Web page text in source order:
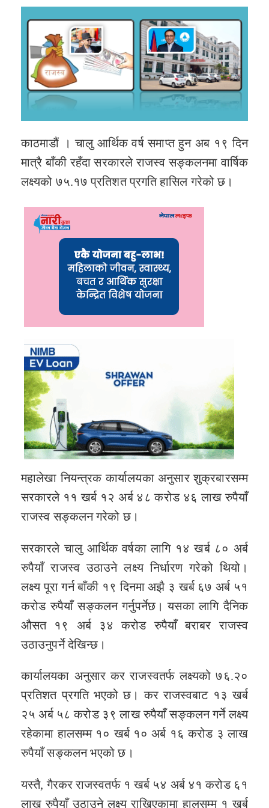
काठमाडौं । चालु आर्थिक वर्ष समाप्त हुन अब १९ दिन
मात्रै बाँकी रहँदा सरकारले राजस्व सङ्कलनमा वार्षिक
लक्ष्यको ७५.१७ प्रतिशत प्रगति हासिल गरेको छ।
महालेखा नियन्त्रक कार्यालयका अनुसार शुक्रबारसम्म
सरकारले ११ खर्ब १२ अर्ब ४८ करोड ४६ लाख रुपैयाँ
राजस्व सङ्कलन गरेको छ।
सरकारले चालु आर्थिक वर्षका लागि १४ खर्ब ८० अर्ब
रुपैयाँ राजस्व उठाउने लक्ष्य निर्धारण गरेको थियो।
लक्ष्य पूरा गर्न बाँकी १९ दिनमा अझै ३ खर्ब ६७ अर्ब ५१
करोड रुपैयाँ सङ्कलन गर्नुपर्नेछ। यसका लागि दैनिक
औसत १९ अर्ब ३४ करोड रुपैयाँ बराबर राजस्व
उठाउनुपर्ने देखिन्छ।
कार्यालयका अनुसार कर राजस्वतर्फ लक्ष्यको ७६.२०
प्रतिशत प्रगति भएको छ। कर राजस्वबाट १३ खर्ब
२५ अर्ब ५८ करोड ३९ लाख रुपैयाँ सङ्कलन गर्ने लक्ष्य
रहेकामा हालसम्म १० खर्ब १० अर्ब १६ करोड ३ लाख
रुपैयाँ सङ्कलन भएको छ।
यस्तै, गैरकर राजस्वतर्फ १ खर्ब ५४ अर्ब ४१ करोड ६१
लाख रुपैयाँ उठाउने लक्ष्य राखिएकामा हालसम्म १ खर्ब